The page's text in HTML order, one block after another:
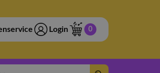
Login 0